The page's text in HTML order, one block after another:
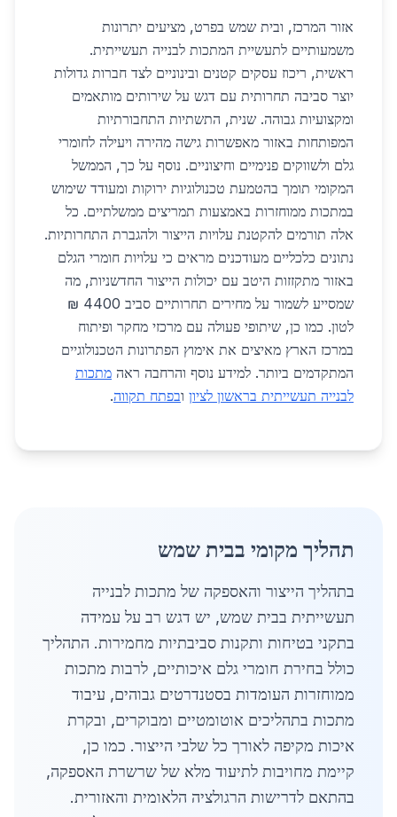
אזור המרכז, ובית שמש בפרט, מציעים יתרונות
משמעותיים לתעשיית המתכות לבנייה תעשייתית.
ראשית, ריכוז עסקים קטנים ובינוניים לצד חברות גדולות
יוצר סביבה תחרותית עם דגש על שירותים מותאמים
ומקצועיות גבוהה. שנית, התשתיות התחבורתיות
המפותחות באזור מאפשרות גישה מהירה ויעילה לחומרי
גלם ולשווקים פנימיים וחיצוניים. נוסף על כך, הממשל
המקומי תומך בהטמעת טכנולוגיות ירוקות ומעודד שימוש
במתכות ממוחזרות באמצעות תמריצים ממשלתיים. כל
אלה תורמים להקטנת עלויות הייצור ולהגברת התחרותיות.
נתונים כלכליים מעודכנים מראים כי עלויות חומרי הגלם
באזור מתקזזות היטב עם יכולות הייצור החדשניות, מה
שמסייע לשמור על מחירים תחרותיים סביב 4400 ₪
לטון. כמו כן, שיתופי פעולה עם מרכזי מחקר ופיתוח
במרכז הארץ מאיצים את אימוץ הפתרונות הטכנולוגיים
המתקדמים ביותר. למידע נוסף והרחבה ראה מתכות
לבנייה תעשייתית בראשון לציון ובפתח תקווה.
תהליך מקומי בבית שמש
בתהליך הייצור והאספקה של מתכות לבנייה
תעשייתית בבית שמש, יש דגש רב על עמידה
בתקני בטיחות ותקנות סביבתיות מחמירות. התהליך
כולל בחירת חומרי גלם איכותיים, לרבות מתכות
ממוחזרות העומדות בסטנדרטים גבוהים, עיבוד
מתכות בתהליכים אוטומטיים ומבוקרים, ובקרת
איכות מקיפה לאורך כל שלבי הייצור. כמו כן,
קיימת מחויבות לתיעוד מלא של שרשרת האספקה,
בהתאם לדרישות הרגולציה הלאומית והאזורית.